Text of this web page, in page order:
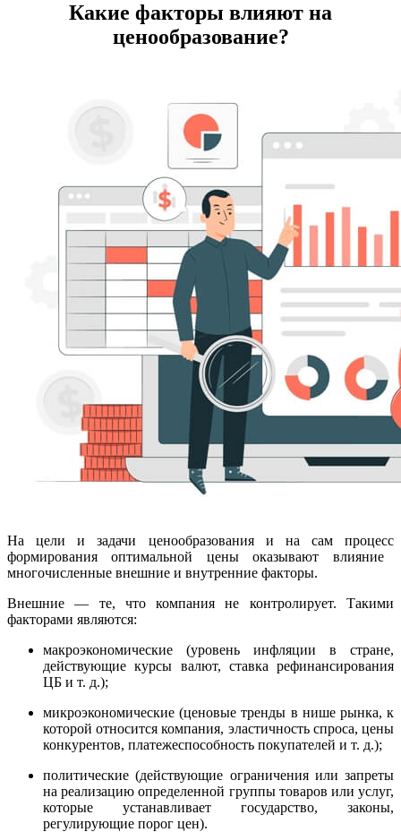
Какие факторы влияют на
ценообразование?
Нацели изадачи ценообразованияи на сам процесс
формирования оптимальной цены оказывают влияние
многочисленные внешние и внутренние факторы.
Внешние — те, что компания не контролирует. Такими
факторами являются:
макроэкономические (уровень инфляции в стране,
действующие курсы валют, ставка рефинансирования
ЦБ и т. д.);
микроэкономические (ценовые тренды в нише рынка, к
которой относится компания, эластичность спроса, цены
конкурентов, платежеспособность покупателей и т. д.);
политические (действующие ограничения или запреты
на реализацию определенной группы товаров или услуг,
которые устанавливает государство, законы,
регулирующие порог цен).